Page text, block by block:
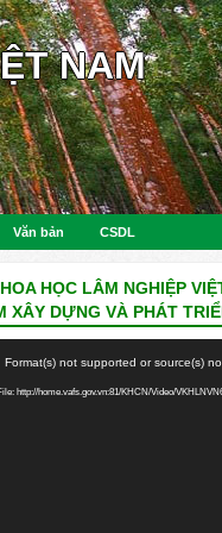
NAM
Văn bản CSDL
HỌC LÂM NGHIỆP
XÂY DỰNG VÀ PHÁT
Format(s) not supported or source(s)
http://home.vafs.gov.vn:81/KHCN/Video/